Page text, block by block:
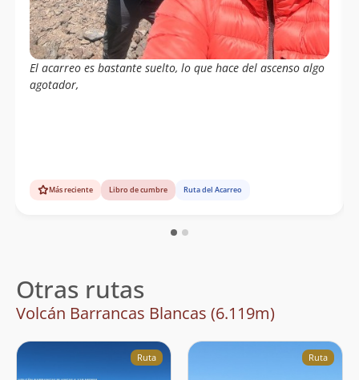
El acarreo es bastante suelto, lo que hace del ascenso algo
agotador,
Más reciente Libro de cumbre Ruta del Acarreo
Otras rutas
Volcán Barrancas Blancas (6.119m)
Ruta Ruta